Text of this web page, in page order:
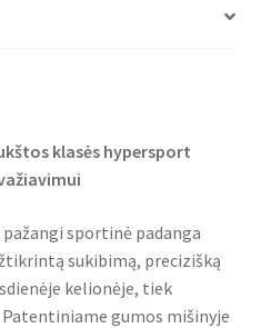
klasės hypersport
sportinė padanga
sukibimą, precizišką
kelionėje, tiek
gumos mišinyje